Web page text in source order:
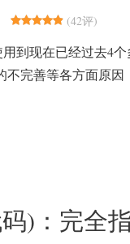
(42评)
到现在已经过去4
完善等各方面原
码)：完全